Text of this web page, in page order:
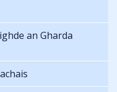
an Gharda